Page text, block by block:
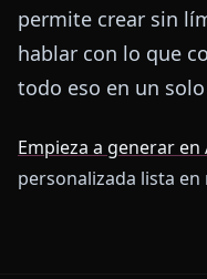
permite crear sin
hablar con lo que
todo eso en un
Empieza a generar
personalizada lista en